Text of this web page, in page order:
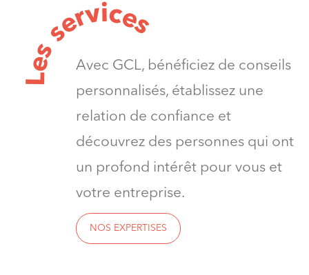
L
e
s
s
e
rvice
s
Avec GCL, bénéficiez de conseils
personnalisés, établissez une
relation de confiance et
découvrez des personnes qui ont
un profond intérêt pour vous et
votre entreprise.
NOS EXPERTISES